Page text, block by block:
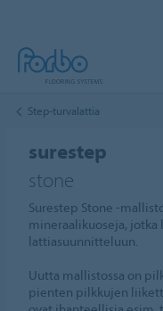
Step-turvalattia
surestep
stone
Surestep Stone -
mineraalikuoseja, jotka
lattiasuunnitteluun.
Uutta mallistossa on
pienten pilkkujen